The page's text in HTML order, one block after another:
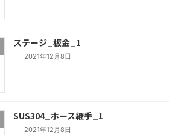
ステージ_板金_1
2021年12月8日
SUS304_ホース継手_1
2021年12月8日